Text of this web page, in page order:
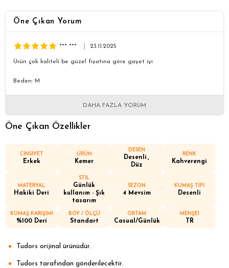
Öne Çıkan Yorum
*** *** 23.11.2025
Ürün çok kaliteli be güzel fiyatına göre gayet iyi
Beden: M
DAHA FAZLA YORUM
Öne Çıkan Özellikler
CİNSİYET
Erkek
ÜRÜN
Kemer
DESEN
Desenli
Düz
RENK
Kahverengi
MATERYAL
Hakiki Deri
STİL
Günlük
kullanım - Şık
tasarım
SEZON
4 Mevsim
KUMAŞ TİPİ
Desenli
KUMAŞ KARIŞIMI
%100 Deri
BOY / ÖLÇÜ
Standart
ORTAM
Casual/Günlük
MENŞEİ
TR
Tudors orijinal ürünüdür.
Tudors tarafından gönderilecektir.